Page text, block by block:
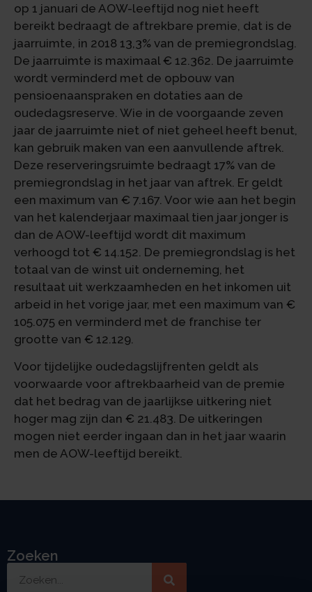
op 1 januari de AOW-leeftijd nog niet heeft
bereikt bedraagt de aftrekbare premie, dat is de
jaarruimte, in 2018 13,3% van de premiegrondslag.
De jaarruimte is maximaal € 12.362. De jaarruimte
wordt verminderd met de opbouw van
pensioenaanspraken en dotaties aan de
oudedagsreserve. Wie in de voorgaande zeven
jaar de jaarruimte niet of niet geheel heeft benut,
kan gebruik maken van een aanvullende aftrek.
Deze reserveringsruimte bedraagt 17% van de
premiegrondslag in het jaar van aftrek. Er geldt
een maximum van € 7.167. Voor wie aan het begin
van het kalenderjaar maximaal tien jaar jonger is
dan de AOW-leeftijd wordt dit maximum
verhoogd tot € 14.152. De premiegrondslag is het
totaal van de winst uit onderneming, het
resultaat uit werkzaamheden en het inkomen uit
arbeid in het vorige jaar, met een maximum van €
105.075 en verminderd met de franchise ter
grootte van € 12.129.
Voor tijdelijke oudedagslijfrenten geldt als
voorwaarde voor aftrekbaarheid van de premie
dat het bedrag van de jaarlijkse uitkering niet
hoger mag zijn dan € 21.483. De uitkeringen
mogen niet eerder ingaan dan in het jaar waarin
men de AOW-leeftijd bereikt.
Zoeken